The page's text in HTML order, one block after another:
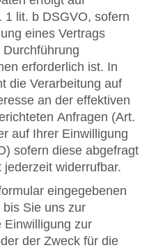
1 lit. b DSGVO, sofern
eines Vertrags
erforderlich ist. In
die Verarbeitung auf
an der effektiven
Anfragen (Art.
auf Ihrer Einwilligung
sofern diese abgefragt
widerrufbar.
eingegebenen
Sie uns zur
Einwilligung zur
der Zweck für die